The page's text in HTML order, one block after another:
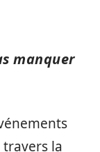
manquer
la